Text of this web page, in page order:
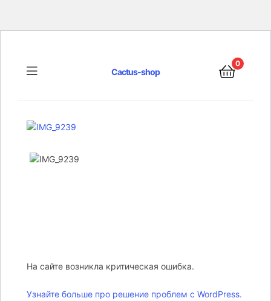
Cactus-shop
0
Menu
На сайте возникла критическая ошибка.
Узнайте больше про решение проблем с WordPress.